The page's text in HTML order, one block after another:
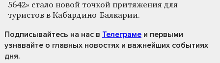
5642» стало новой точкой притяжения для
туристов в Кабардино-Балкарии.
Подписывайтесь на нас в Телеграме и первыми
узнавайте о главных новостях и важнейших событиях
дня.